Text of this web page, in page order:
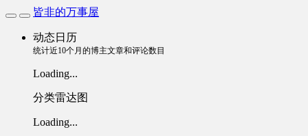
皆非的万事屋
动态日历
统计近10个月的博主文章和评论数目
Loading...
分类雷达图
Loading...